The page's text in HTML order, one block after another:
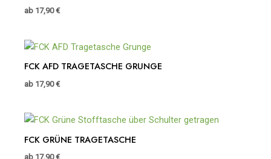
ab 17,90€
FCK AFD TRAGETASCHE GRUNGE
ab 17,90€
FCK GRÜNE TRAGETASCHE
ab 17,90€